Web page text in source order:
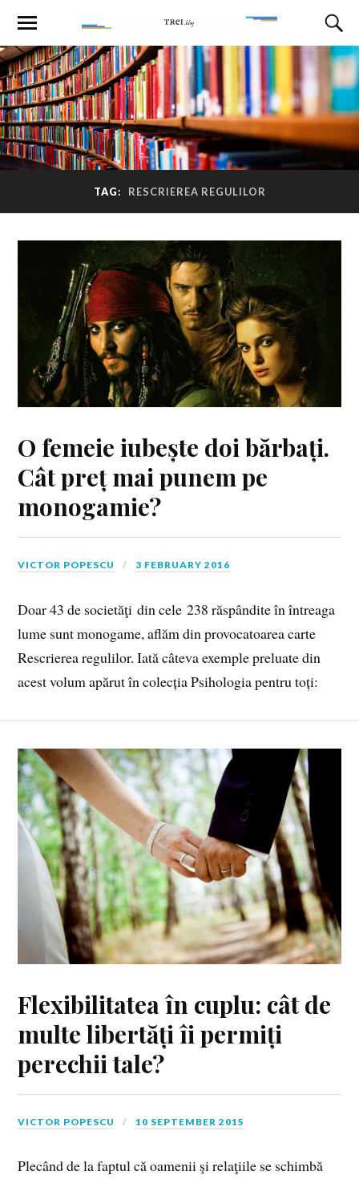
TAG: RESCRIEREA REGULILOR
O femeie iubește doi bărbați.
Cât preț mai punem pe
monogamie?
VICTOR POPESCU 3 FEBRUARY 2016
Doar 43 de societăţi din cele 238 răspândite în întreaga
lume sunt monogame, aflăm din provocatoarea carte
Rescrierea regulilor. Iată câteva exemple preluate din
acest volum apărut în colecția Psihologia pentru toți:
Flexibilitatea în cuplu: cât de
multe libertăți îi permiți
perechii tale?
VICTOR POPESCU 10 SEPTEMBER 2015
Plecând de la faptul că oamenii şi relaţiile se schimbă